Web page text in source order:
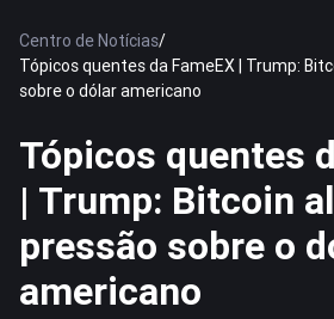
Centro de Notícias/
Tópicos quentes da FameEX | Trump:
sobre o dólar americano
Tópicos quentes
| Trump: Bitcoin
pressão sobre o
americano